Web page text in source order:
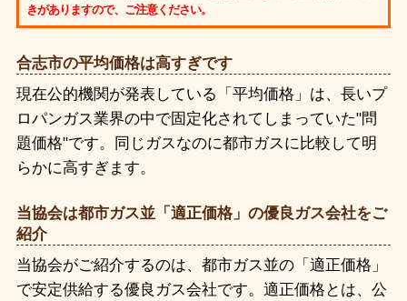
きがありますので、ご注意ください。
合志市の平均価格は高すぎです
現在公的機関が発表している「平均価格」は、長いプ
ロパンガス業界の中で固定化されてしまっていた"問
題価格"です。同じガスなのに都市ガスに比較して明
らかに高すぎます。
当協会は都市ガス並「適正価格」の優良ガス会社をご
紹介
当協会がご紹介するのは、都市ガス並の「適正価格」
で安定供給する優良ガス会社です。適正価格とは、公